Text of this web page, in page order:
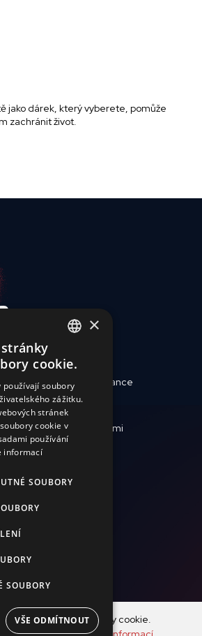
návštěvnosti soubory cookie.
jako dárek, který vyberete, pomůže
zachránit život.
Reporty a finance
Jak pomoci
Pracujte s námi
o.p.s. 2001-2021, Photographs ©
CZECH
×
cookie.
používají soubory
zážitku.
stránek
cookie v
používání
informací
SOUBORY
SOUBORY
VŠE ODMÍTNOUT